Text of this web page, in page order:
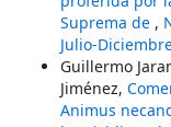
Suprema de ,
Julio-
Guillermo
Jiménez,
Animus